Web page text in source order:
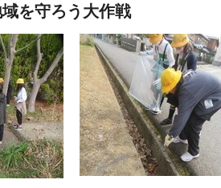
を守ろう大作戦